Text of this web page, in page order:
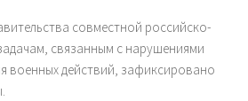
совместной российско-
связанным с нарушениями
военных действий, зафиксировано